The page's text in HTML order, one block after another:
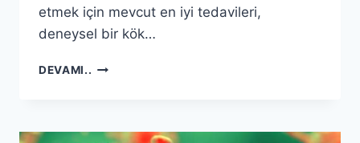
etmek için mevcut en iyi tedavileri,
deneysel bir kök…
DEVAMI.. ARAŞTIRMA:
‘TE